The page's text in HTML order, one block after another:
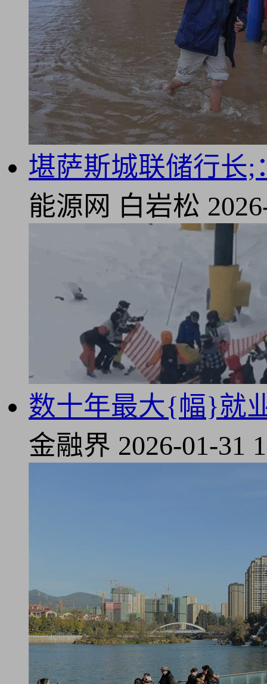
堪萨斯城联储行长;
能源网 白岩松
数十年最大{幅}就
金融界 2026-01-31